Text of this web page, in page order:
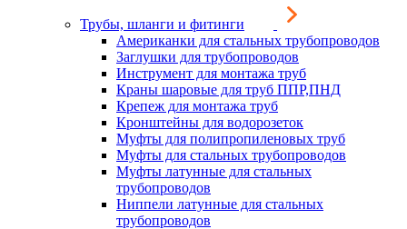
Трубы, шланги и фитинги
Американки для стальных трубопроводов
Заглушки для трубопроводов
Инструмент для монтажа труб
Краны шаровые для труб ППР,ПНД
Крепеж для монтажа труб
Кронштейны для водорозеток
Муфты для полипропиленовых труб
Муфты для стальных трубопроводов
Муфты латунные для стальных
трубопроводов
Ниппели латунные для стальных
трубопроводов